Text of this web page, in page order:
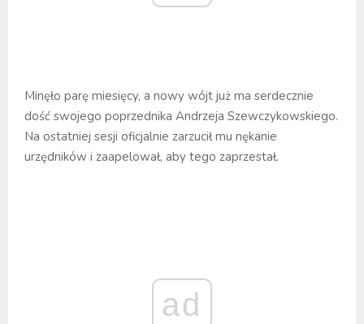
Minęło parę miesięcy, a nowy wójt już ma serdecznie
dość swojego poprzednika Andrzeja Szewczykowskiego.
Na ostatniej sesji oficjalnie zarzucił mu nękanie
urzędników i zaapelował, aby tego zaprzestał.
ad